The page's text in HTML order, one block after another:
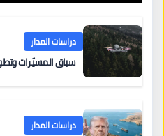
دراسات المدار
سباق المسيّرات
دراسات المدار